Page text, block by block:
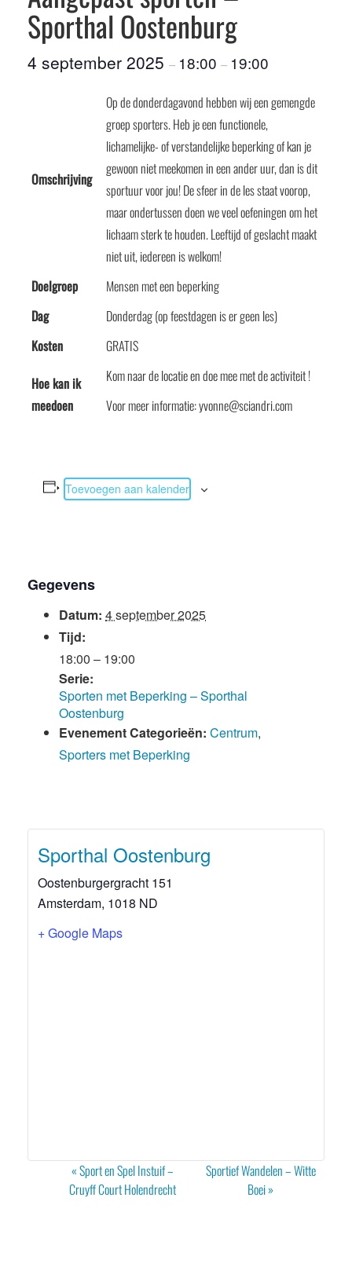
Sporthal Oostenburg
4 september 2025 – 18:00 – 19:00
Omschrijving
Op de donderdagavond hebben wij een gemengde
groep sporters. Heb je een functionele,
lichamelijke- of verstandelijke beperking of kan je
gewoon niet meekomen in een ander uur, dan is dit
sportuur voor jou! De sfeer in de les staat voorop,
maar ondertussen doen we veel oefeningen om het
lichaam sterk te houden. Leeftijd of geslacht maakt
niet uit, iedereen is welkom!
Doelgroep
Mensen met een beperking
Dag
Donderdag (op feestdagen is er geen les)
Kosten
GRATIS
Hoe kan ik
meedoen
Kom naar de locatie en doe mee met de activiteit !
Voor meer informatie: yvonne@sciandri.com
Toevoegen aan kalender
Gegevens
Datum: 4 september 2025
Tijd:
18:00 – 19:00
Serie:
Sporten met Beperking – Sporthal
Oostenburg
Evenement Categorieën: Centrum,
Sporters met Beperking
Sporthal Oostenburg
Oostenburgergracht 151
Amsterdam, 1018 ND
+ Google Maps
Evenement
Navigatie
«Sport en Spel Instuif –
Cruyff Court Holendrecht
Sportief Wandelen – Witte
Boei»